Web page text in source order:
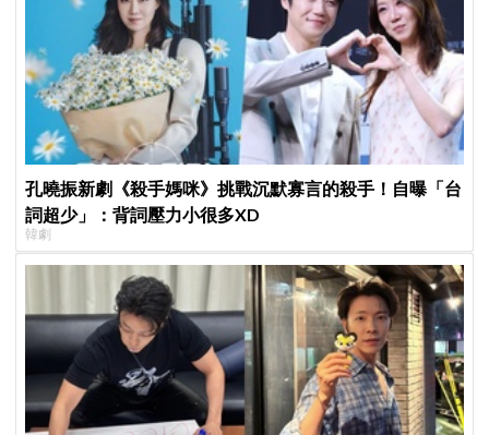
孔曉振新劇《殺手媽咪》挑戰沉默寡言的殺手！自曝「台
詞超少」：背詞壓力小很多XD
韓劇